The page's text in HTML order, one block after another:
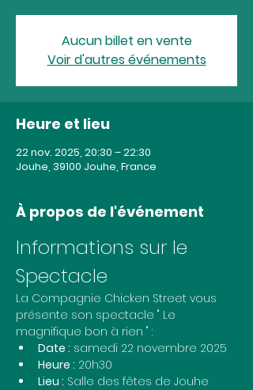
Aucun billet en vente
Voir d'autres événements
Heure et lieu
22 nov. 2025, 20:30 – 22:30
Jouhe, 39100 Jouhe, France
À propos de l'événement
Informations sur le
Spectacle
La Compagnie Chicken Street vous
présente son spectacle " Le
magnifique bon à rien " :
Date : samedi 22 novembre 2025
Heure : 20h30
Lieu : Salle des fêtes de Jouhe